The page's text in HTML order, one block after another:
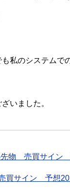
私のシステムで
いました。
先物 売買サイン
買サイン 予想